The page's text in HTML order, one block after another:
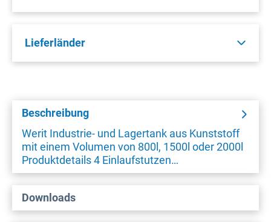
Lieferländer
Beschreibung
Werit Industrie- und Lagertank aus Kunststoff
mit einem Volumen von 800l, 1500l oder 2000l
Produktdetails 4 Einlaufstutzen…
Downloads